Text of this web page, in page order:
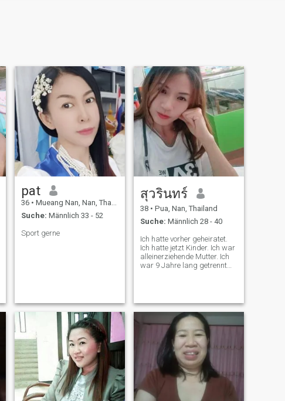
pat
36 • Mueang Nan, Nan, Thailand
Suche: Männlich 33 - 52
Sport gerne
สุวรินทร์
38 • Pua, Nan, Thailand
Suche: Männlich 28 - 40
Ich hatte vorher geheiratet.
Ich hatte jetzt Kinder. Ich war
alleinerziehende Mutter. Ich
war 9 Jahre lang getrennt
Leben füllen und mich
annehmen würde.